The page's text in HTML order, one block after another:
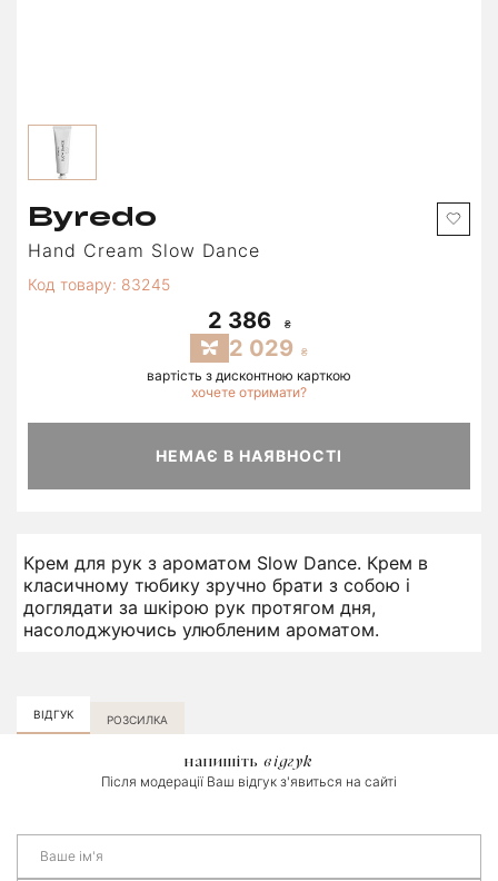
Byredo
Hand Cream Slow Dance
Код товару: 83245
2 386
2 029
вартість з дисконтною карткою
хочете отримати?
НЕМАЄ В НАЯВНОСТІ
Крем для рук з ароматом Slow Dance. Крем в
класичному тюбику зручно брати з собою і
доглядати за шкірою рук протягом дня,
насолоджуючись улюбленим ароматом.
ВІДГУК РОЗСИЛКА
напишіть відгук
Після модерації Ваш відгук з'явиться на сайті